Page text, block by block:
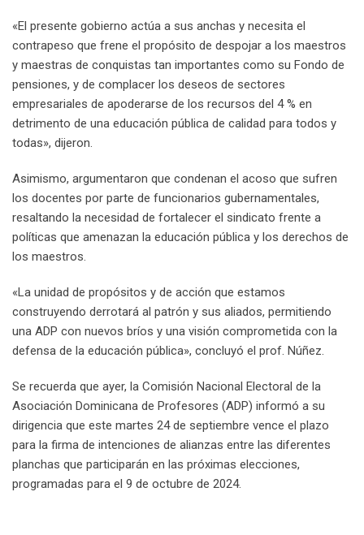
«El presente gobierno actúa a sus anchas y necesita el
contrapeso que frene el propósito de despojar a los maestros
y maestras de conquistas tan importantes como su Fondo de
pensiones, y de complacer los deseos de sectores
empresariales de apoderarse de los recursos del 4 % en
detrimento de una educación pública de calidad para todos y
todas», dijeron.
Asimismo, argumentaron que condenan el acoso que sufren
los docentes por parte de funcionarios gubernamentales,
resaltando la necesidad de fortalecer el sindicato frente a
políticas que amenazan la educación pública y los derechos de
los maestros.
«La unidad de propósitos y de acción que estamos
construyendo derrotará al patrón y sus aliados, permitiendo
una ADP con nuevos bríos y una visión comprometida con la
defensa de la educación pública», concluyó el prof. Núñez.
Se recuerda que ayer, la Comisión Nacional Electoral de la
Asociación Dominicana de Profesores (ADP) informó a su
dirigencia que este martes 24 de septiembre vence el plazo
para la firma de intenciones de alianzas entre las diferentes
planchas que participarán en las próximas elecciones,
programadas para el 9 de octubre de 2024.